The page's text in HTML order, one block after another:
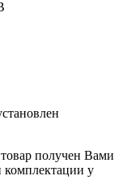
получен Вами
у